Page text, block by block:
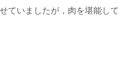
ていましたが，肉を堪能して